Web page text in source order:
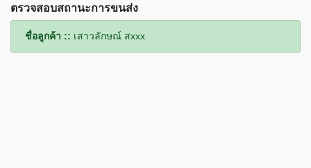
ตรวจสอบสถานะการขนส่ง
ชื่อลูกค้า :: เสาวลักษณ์ สxxx